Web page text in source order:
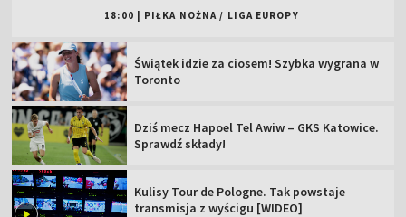
18:00 PIŁKA NOŻNA / LIGA EUROPY
Świątek idzie za ciosem! Szybka wygrana w
Toronto
Dziś mecz Hapoel Tel Awiw – GKS Katowice.
Sprawdź składy!
Kulisy Tour de Pologne. Tak powstaje
transmisja z wyścigu [WIDEO]